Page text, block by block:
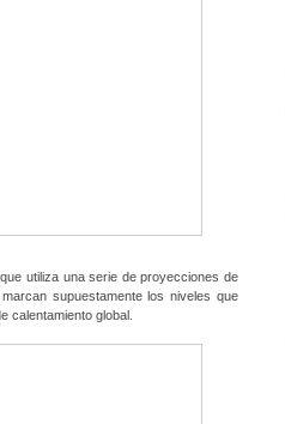
utiliza una serie de proyecciones de
supuestamente los niveles que
calentamiento global.